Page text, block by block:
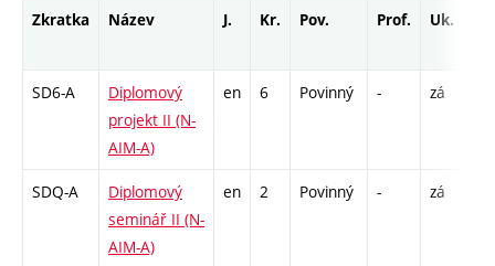
Zkratka Název J. Kr. Pov. Prof. Uk.
SD6-A
Diplomový
projekt II (N-
AIM-A)
en 6 Povinný - zá
SDQ-A
Diplomový
seminář II (N-
AIM-A)
en 2 Povinný - zá